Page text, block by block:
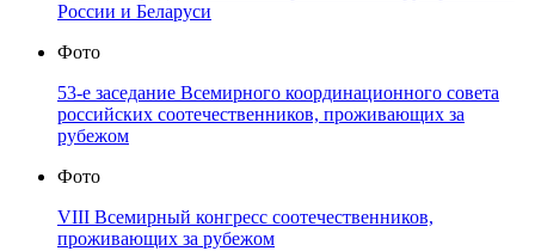
России и Беларуси
Фото
53-е заседание Всемирного координационного совета
российских соотечественников, проживающих за
рубежом
Фото
VIII Всемирный конгресс соотечественников,
проживающих за рубежом